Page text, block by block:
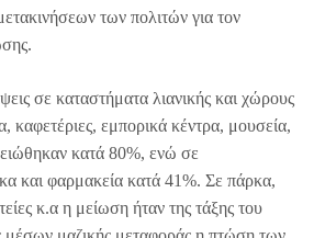
των πολιτών για τον
σε καταστήματα λιανικής και χώρους
καφετέριες, εμπορικά κέντρα, μουσεία,
κατά 80%, ενώ σε
και φαρμακεία κατά 41%. Σε πάρκα,
κ.α η μείωση ήταν της τάξης του